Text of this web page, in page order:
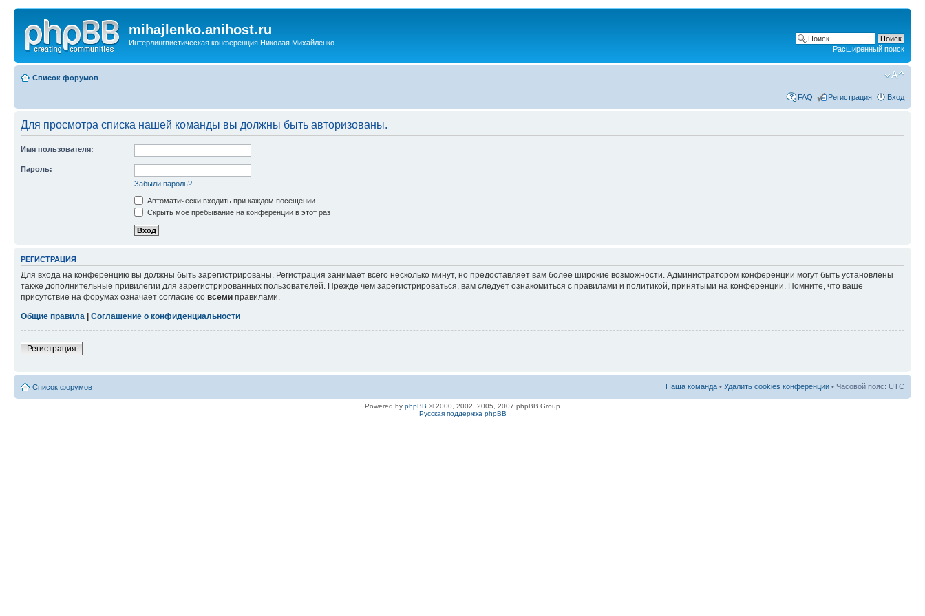
mihajlenko.anihost.ru
Интерлингвистическая конференция Николая Михайленко
Расширенный поиск
Список форумов
FAQ Регистрация Вход
Для просмотра списка нашей команды вы должны быть авторизованы.
Имя пользователя:
Пароль:
Забыли пароль?
Автоматически входить при каждом посещении
Скрыть моё пребывание на конференции в этот раз
РЕГИСТРАЦИЯ
Для входа на конференцию вы должны быть зарегистрированы. Регистрация занимает всего несколько минут, но предоставляет вам более широкие возможности. Администратором конференции могут быть установлены
также дополнительные привилегии для зарегистрированных пользователей. Прежде чем зарегистрироваться, вам следует ознакомиться с правилами и политикой, принятыми на конференции. Помните, что ваше
присутствие на форумах означает согласие со всеми правилами.
Общие правила
Соглашение о конфиденциальности
Регистрация
Список форумов Наша команда • Удалить cookies конференции • Часовой пояс: UTC
Powered by phpBB © 2000, 2002, 2005, 2007 phpBB Group
Русская поддержка phpBB